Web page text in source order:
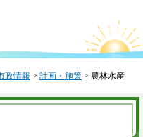
政情報 > 計画・施策 > 農林水産